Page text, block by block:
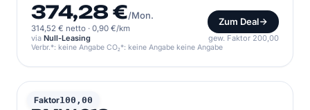
374,28 €/Mon.
314,52 € netto · 0,90 €/km
Zum Deal
via Null-Leasing gew. Faktor 200,00
Verbr.*: keine Angabe CO₂*: keine Angabe keine Angabe
Faktor100,00
BMW